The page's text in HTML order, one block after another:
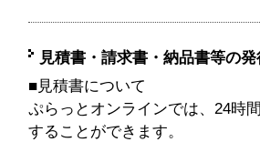
見積書・請求書・納品書等の
■見積書について
ぷらっとオンラインでは、24時
することができます。